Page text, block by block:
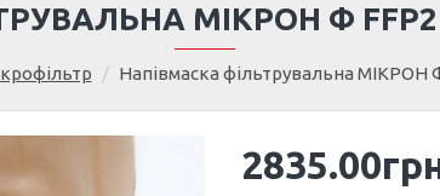
Напівмаска фільтрувальна МІКРОН
МІКРОН Ф